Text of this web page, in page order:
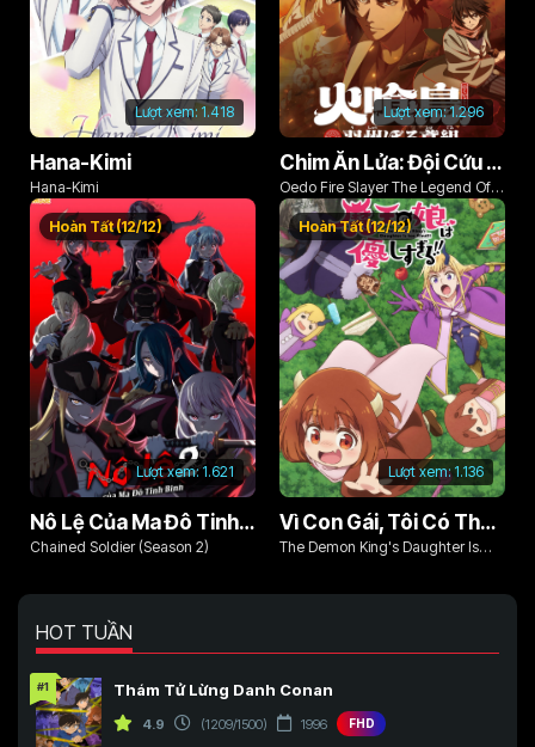
Lượt xem: 1.418
Hana-Kimi
Hana-Kimi
Lượt xem:1.296
Chim Ăn Lửa: Đội Cứu Hỏa Rách Rưới Vùng Ushu
Oedo Fire Slayer The Legend Of
Phoenix
Lượt xem: 1.621
Hoàn Tất (12/12)
Nô Lệ Của Ma Đô Tinh Binh (Phần 2)
Chained Soldier (Season 2)
Lượt xem: 1.136
Hoàn Tất (12/12)
Vì Con Gái, Tôi Có Thể Đánh Bại Cả Ma Vương
The Demon King's Daughter Is
HOT TUẦN
#1 Thám Tử Lừng Danh Conan
4.9 (1209/1500) 1996 FHD